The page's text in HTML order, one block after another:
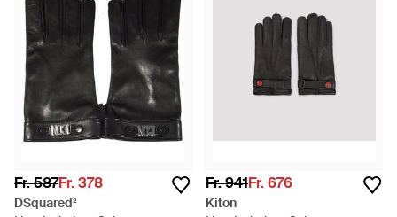
Fr. 587Fr. 378
DSquared²
Fr. 941Fr. 676
Kiton